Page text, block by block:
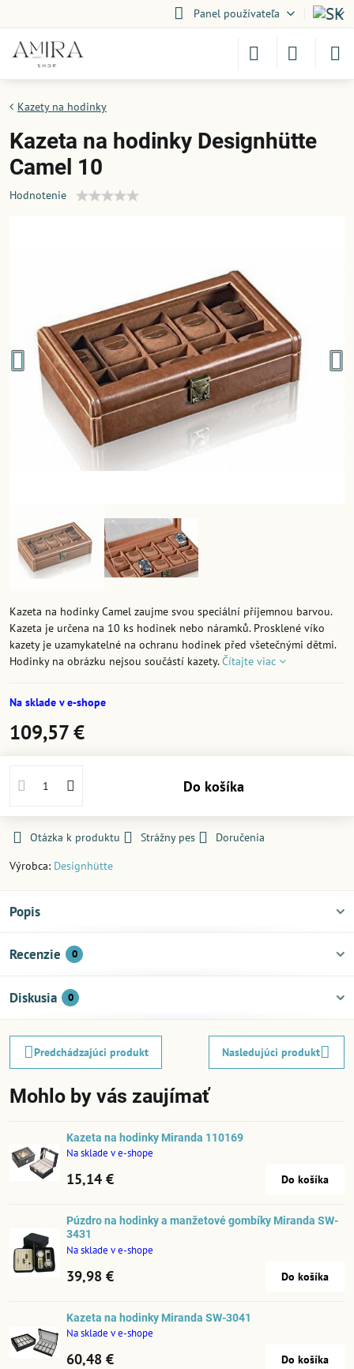
Panel používateľa
Kazety na hodinky
Kazeta na hodinky Designhütte
Camel 10
Hodnotenie
Kazeta na hodinky Camel zaujme svou speciální příjemnou barvou.
Kazeta je určena na 10 ks hodinek nebo náramků. Prosklené víko
kazety je uzamykatelné na ochranu hodinek před všetečnými dětmi.
Hodinky na obrázku nejsou součástí kazety.Čítajte viac
Na sklade v e-shope
109,57 €
Do košíka
Otázka k produktu Strážny pes
Doručenia
Výrobca: Designhütte
Popis
Recenzie 0
Diskusia 0
Predchádzajúci produkt Nasledujúci produkt
Mohlo by vás zaujímať
Kazeta na hodinky Miranda 110169
Na sklade v e-shope
15,14 € Do košíka
Púzdro na hodinky a manžetové gombíky Miranda SW-
3431
Na sklade v e-shope
39,98 € Do košíka
Kazeta na hodinky Miranda SW-3041
Na sklade v e-shope
60,48 € Do košíka